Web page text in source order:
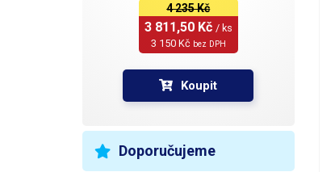
4 235 Kč
3 811,50 Kč / ks
3 150 Kč bez DPH
Koupit
Doporučujeme